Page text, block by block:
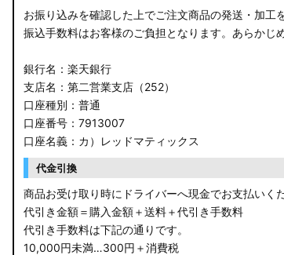
お振り込みを確認した上でご注文商品の発送・加工
振込手数料はお客様のご負担となります。あらかじ
銀行名：楽天銀行
支店名：第二営業支店（252）
口座種別：普通
口座番号：7913007
口座名義：カ）レッドマティックス
代金引換
商品お受け取り時にドライバーへ現金でお支払いくだ
代引き金額＝購入金額＋送料＋代引き手数料
代引き手数料は下記の通りです。
10,000円未満…300円＋消費税